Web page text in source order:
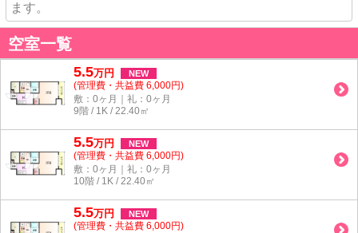
ます。
空室一覧
5.5万円 NEW
(管理費・共益費 6,000円)
敷：0ヶ月｜礼：0ヶ月
9階 / 1K / 22.40㎡
5.5万円 NEW
(管理費・共益費 6,000円)
敷：0ヶ月｜礼：0ヶ月
10階 / 1K / 22.40㎡
5.5万円 NEW
(管理費・共益費 6,000円)